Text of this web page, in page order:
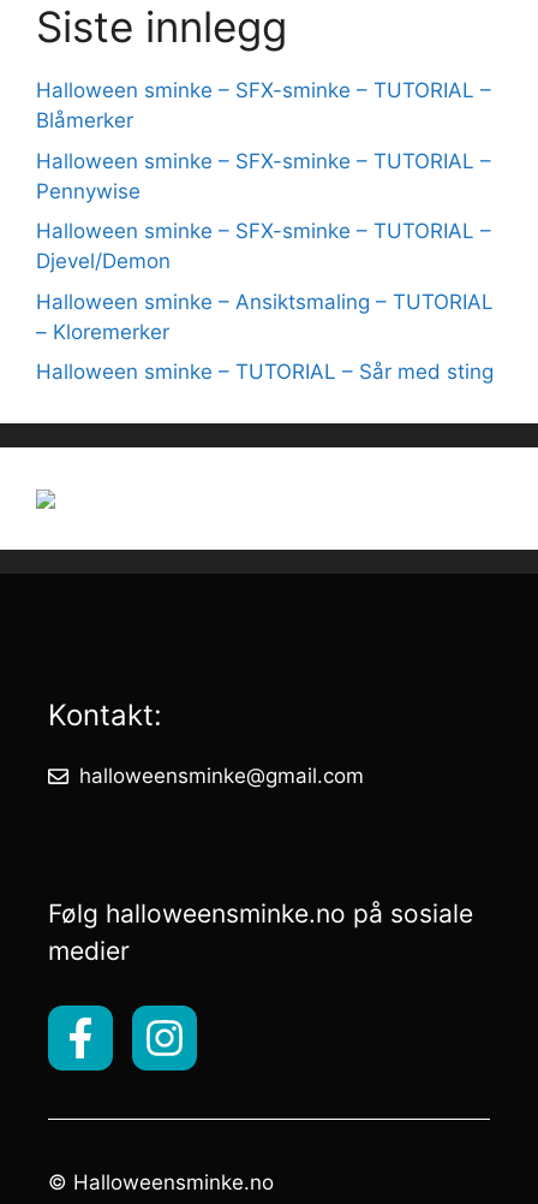
Siste innlegg
Halloween sminke – SFX-sminke – TUTORIAL –
Blåmerker
Halloween sminke – SFX-sminke – TUTORIAL –
Pennywise
Halloween sminke – SFX-sminke – TUTORIAL –
Djevel/Demon
Halloween sminke – Ansiktsmaling – TUTORIAL
– Kloremerker
Halloween sminke – TUTORIAL – Sår med sting
Kontakt:
halloweensminke@gmail.com
Følg halloweensminke.no på sosiale
medier
© Halloweensminke.no